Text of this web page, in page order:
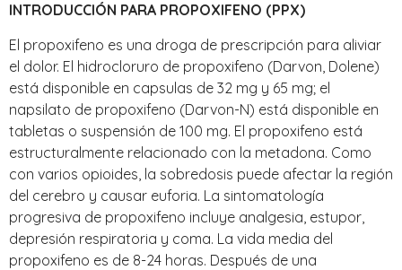
INTRODUCCIÓN PARA PROPOXIFENO (PPX)
El propoxifeno es una droga de prescripción para aliviar
el dolor. El hidrocloruro de propoxifeno (Darvon, Dolene)
está disponible en capsulas de 32 mg y 65 mg; el
napsilato de propoxifeno (Darvon-N) está disponible en
tabletas o suspensión de 100 mg. El propoxifeno está
estructuralmente relacionado con la metadona. Como
con varios opioides, la sobredosis puede afectar la región
del cerebro y causar euforia. La sintomatología
progresiva de propoxifeno incluye analgesia, estupor,
depresión respiratoria y coma. La vida media del
propoxifeno es de 8-24 horas. Después de una